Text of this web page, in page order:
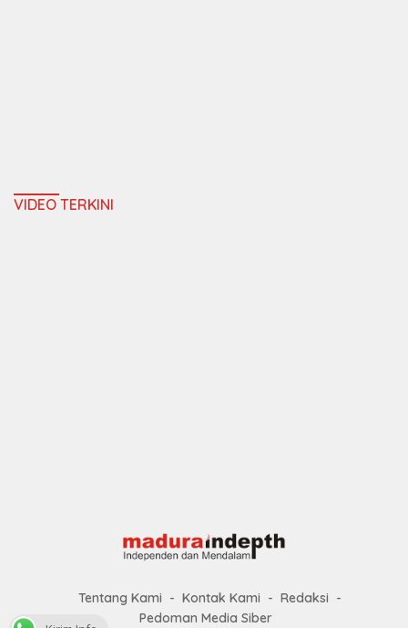
VIDEO TERKINI
Tentang Kami Kontak Kami
Redaksi
Pedoman Media Siber